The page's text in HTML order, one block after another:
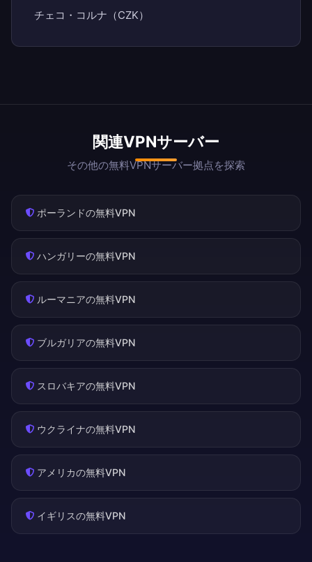
チェコ・コルナ（CZK）
関連VPNサーバー
その他の無料VPNサーバー拠点を探索
ポーランドの無料VPN
ハンガリーの無料VPN
ルーマニアの無料VPN
ブルガリアの無料VPN
スロバキアの無料VPN
ウクライナの無料VPN
アメリカの無料VPN
イギリスの無料VPN